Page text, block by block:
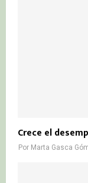
Crece el
Por Marta Gasca